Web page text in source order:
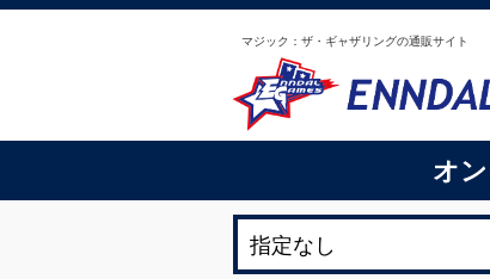
マジック：ザ・ギャザリングの通販サイト
オ